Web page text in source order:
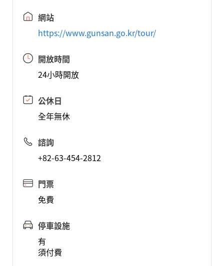
網站
https://www.gunsan.go.kr/tour/
開放時間
24小時開放
公休日
全年無休
諮詢
+82-63-454-2812
門票
免費
停車設施
有
須付費